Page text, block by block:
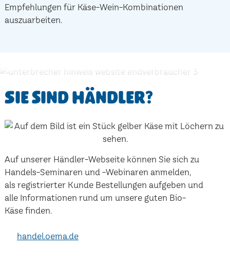
Empfehlungen für Käse-Wein-Kombinationen
auszuarbeiten.
Sie sind Händler?
Auf unserer Händler-Webseite können Sie sich zu
Handels-Seminaren und -Webinaren anmelden,
als registrierter Kunde Bestellungen aufgeben und
alle Informationen rund um unsere guten Bio-
Käse finden.
handel.oema.de